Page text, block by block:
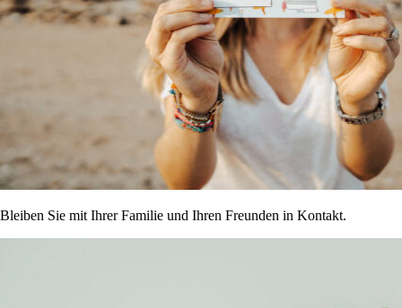
Bleiben Sie mit Ihrer Familie und Ihren Freunden in Kontakt.